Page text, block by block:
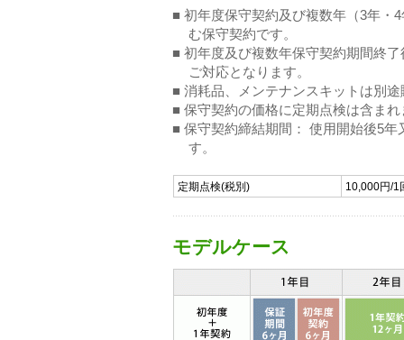
■ 初年度保守契約及び複数年（3年・
む保守契約です。
■ 初年度及び複数年保守契約期間終
ご対応となります。
■ 消耗品、メンテナンスキットは別
■ 保守契約の価格に定期点検は含ま
■ 保守契約締結期間： 使用開始後5
す。
定期点検(税別) 10,000円/1
モデルケース